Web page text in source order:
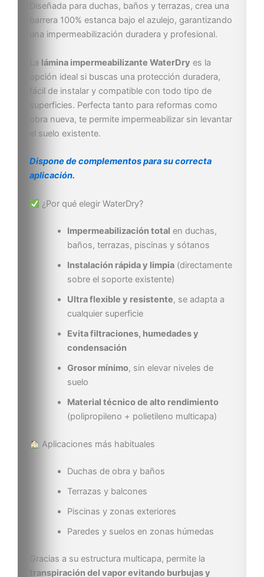
Diseñada para duchas, baños y terrazas, crea una
barrera 100% estanca bajo el azulejo, garantizando
una impermeabilización duradera y profesional.
La lámina impermeabilizante WaterDry es la
opción ideal si buscas una protección duradera,
fácil de instalar y compatible con todo tipo de
superficies. Perfecta tanto para reformas como
obra nueva, te permite impermeabilizar sin levantar
el suelo existente.
Dispone de complementos para su correcta
aplicación.
¿Por qué elegir WaterDry?
Impermeabilización total en duchas,
baños, terrazas, piscinas y sótanos
Instalación rápida y limpia(directamente
sobre el soporte existente)
Ultra flexible y resistente, se adapta a
cualquier superficie
Evita filtraciones, humedades y
condensación
Grosor mínimo, sin elevar niveles de
suelo
Material técnico de alto rendimiento
(polipropileno + polietileno multicapa)
Aplicaciones más habituales
Duchas de obra y baños
Terrazas y balcones
Piscinas y zonas exteriores
Paredes y suelos en zonas húmedas
Gracias a su estructura multicapa, permite la
transpiración del vapor evitando burbujas y